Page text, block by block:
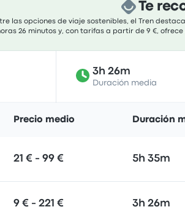
Te
las opciones de viaje sostenibles, el Tren
26 minutos y, con tarifas a partir de 9 €,
3h 26m
Duración media
Precio medio Duración
21 € - 99 € 5h 35m
9 € - 221 € 3h 26m